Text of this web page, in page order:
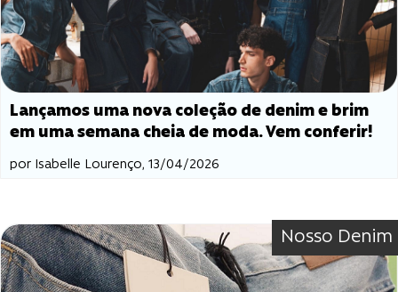
Lançamos uma nova coleção de denim e brim
em uma semana cheia de moda. Vem conferir!
por Isabelle Lourenço, 13/04/2026
Nosso Denim